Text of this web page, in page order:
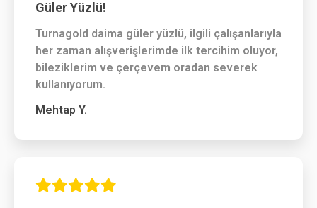
Güler Yüzlü!
Turnagold daima güler yüzlü, ilgili çalışanlarıyla
her zaman alışverişlerimde ilk tercihim oluyor,
bileziklerim ve çerçevem oradan severek
kullanıyorum.
Mehtap Y.